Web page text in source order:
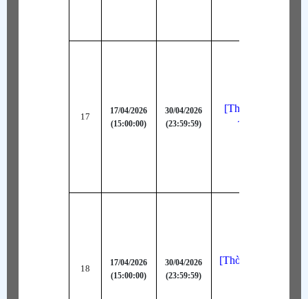
17
17/04/2026
(15:00:00)
30/04/2026
(23:59:59)
[Thời Trang Bậc
Tinh Nghịch
18
17/04/2026
(15:00:00)
30/04/2026
(23:59:59)
[Thời Trang Bậc S]